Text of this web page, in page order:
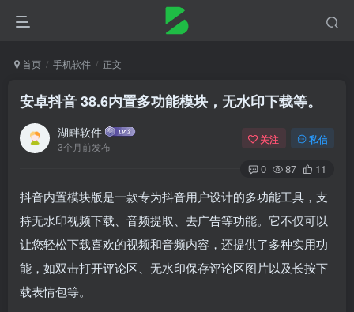
首页 手机软件 正文
安卓抖音 38.6内置多功能模块，无水印下载等。
湖畔软件
3个月前发布
关注 私信
0 87 11
抖音内置模块版是一款专为抖音用户设计的多功能工具，支
持无水印视频下载、音频提取、去广告等功能。它不仅可以
让您轻松下载喜欢的视频和音频内容，还提供了多种实用功
能，如双击打开评论区、无水印保存评论区图片以及长按下
载表情包等。